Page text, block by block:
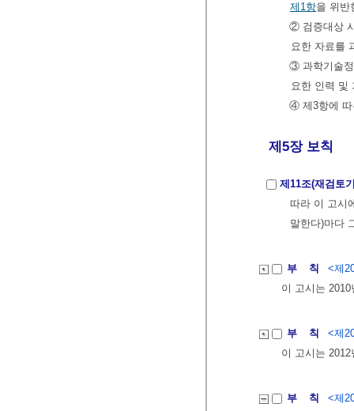
제1항을 위반
② 검증대상
요한 자료를
③ 과학기술정
요한 인력 및
④ 제3항에 따
제5장 보칙
제11조(재검토
따라 이 고시
말한다)마다
부 칙
<제
이 고시는
부 칙
<제
이 고시는
부 칙
<제